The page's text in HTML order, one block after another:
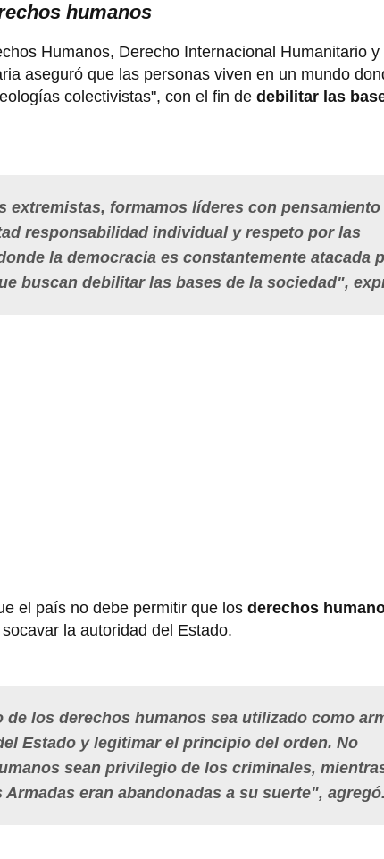
humanos
Humanos, Derecho Internacional Humanitario
aseguró que las personas viven en un mundo
colectivistas", con el fin de debilitar las
extremistas, formamos líderes con pensamiento
responsabilidad individual y respeto por las
la democracia es constantemente atacada
buscan debilitar las bases de la sociedad",
el país no debe permitir que los derechos
la autoridad del Estado.
los derechos humanos sea utilizado como
Estado y legitimar el principio del orden. No
sean privilegio de los criminales,
eran abandonadas a su suerte",